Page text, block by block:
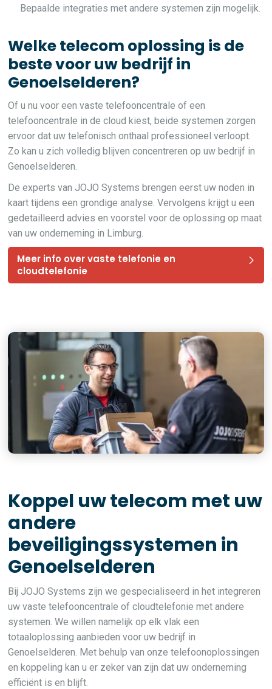
Bepaalde integraties met andere systemen zijn mogelijk.
Welke telecom oplossing is de
beste voor uw bedrijf in
Genoelselderen?
Of u nu voor een vaste telefooncentrale of een
telefooncentrale in de cloud kiest, beide systemen zorgen
ervoor dat uw telefonisch onthaal professioneel verloopt.
Zo kan u zich volledig blijven concentreren op uw bedrijf in
Genoelselderen.
De experts van JOJO Systems brengen eerst uw noden in
kaart tijdens een grondige analyse. Vervolgens krijgt u een
gedetailleerd advies en voorstel voor de oplossing op maat
van uw onderneming in Limburg.
Meer info over vaste telefonie en
cloudtelefonie
Koppel uw telecom met uw
andere
beveiligingssystemen in
Genoelselderen
Bij JOJO Systems zijn we gespecialiseerd in het integreren
uw vaste telefooncentrale of cloudtelefonie met andere
systemen. We willen namelijk op elk vlak een
totaaloplossing aanbieden voor uw bedrijf in
Genoelselderen. Met behulp van onze telefoonoplossingen
en koppeling kan u er zeker van zijn dat uw onderneming
efficiënt is en blijft.